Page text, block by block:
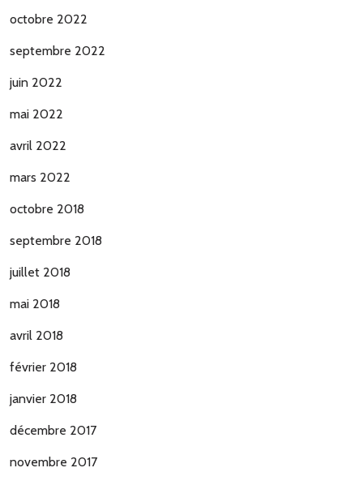
octobre 2022
septembre 2022
juin 2022
mai 2022
avril 2022
mars 2022
octobre 2018
septembre 2018
juillet 2018
mai 2018
avril 2018
février 2018
janvier 2018
décembre 2017
novembre 2017